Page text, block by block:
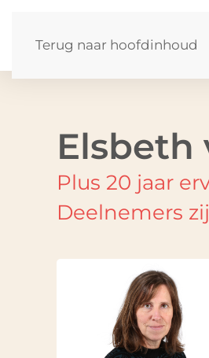
Terug naar hoofdinhoud
Elsbeth
Plus 20 jaar
Deelnemers